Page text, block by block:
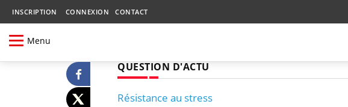
INSCRIPTION CONNEXION CONTACT
Menu
QUESTION D'ACTU
Résistance au stress